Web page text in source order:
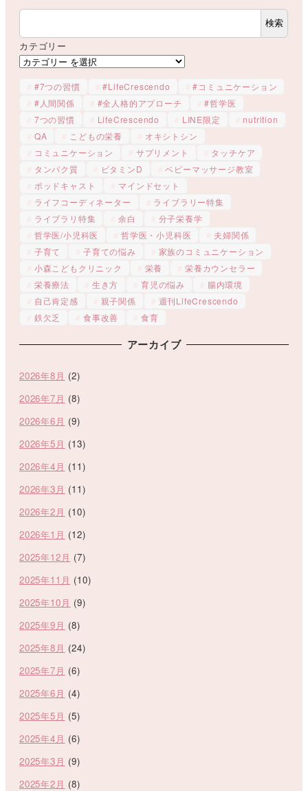
検索
カテゴリー
#7つの習慣 #LifeCrescendo
#コミュニケーション
#人間関係
#全人格的アプローチ
#哲学医
7つの習慣
LifeCrescendo LINE限定
nutrition
QA
こどもの栄養
オキシトシン
コミュニケーション
サプリメント
タッチケア
タンパク質
ビタミンD
ベビーマッサージ教室
ポッドキャスト
マインドセット
ライフコーディネーター
ライブラリー特集
ライブラリ特集
余白
分子栄養学
哲学医/小児科医
哲学医・小児科医
夫婦関係
子育て
子育ての悩み
家族のコミュニケーション
小森こどもクリニック
栄養
栄養カウンセラー
栄養療法
生き方 育児の悩み
腸内環境
自己肯定感
親子関係
週刊LifeCrescendo
鉄欠乏
食事改善 食育
アーカイブ
2026年8月 (2)
2026年7月 (8)
2026年6月 (9)
2026年5月 (13)
2026年4月 (11)
2026年3月 (11)
2026年2月 (10)
2026年1月 (12)
2025年12月 (7)
2025年11月 (10)
2025年10月 (9)
2025年9月 (8)
2025年8月 (24)
2025年7月 (6)
2025年6月 (4)
2025年5月 (5)
2025年4月 (6)
2025年3月 (9)
2025年2月 (8)